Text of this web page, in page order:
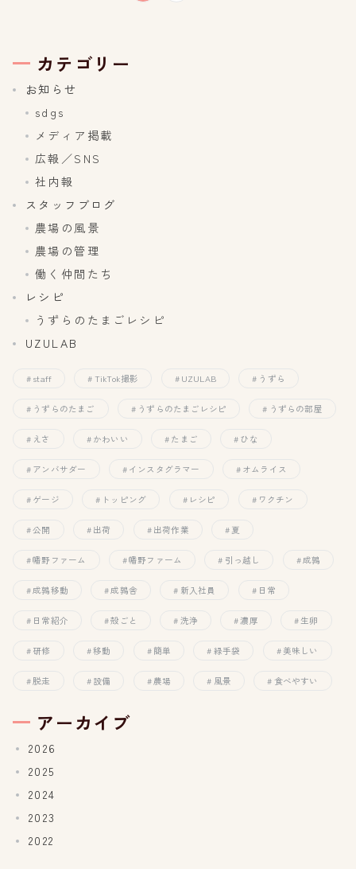
の
ペ
ジ
送
り
カテゴリー
お知らせ
sdgs
メディア掲載
広報／SNS
社内報
スタッフブログ
農場の風景
農場の管理
働く仲間たち
レシピ
うずらのたまごレシピ
UZULAB
staff TikTok撮影 UZULAB うずら
うずらのたまご うずらのたまごレシピ うずらの部屋
えさ かわいい たまご ひな
アンバサダー インスタグラマー オムライス
ゲージ トッピング レシピ ワクチン
公開 出荷 出荷作業 夏
幡野ファーム 幡野ファーム 引っ越し 成鶉
成鶉移動 成鶉舎 新入社員 日常
日常紹介 殻ごと 洗浄 濃厚 生卵
研修 移動 簡単 緑手袋 美味しい
脱走 設備 農場 風景 食べやすい
アーカイブ
2026
2025
2024
2023
2022